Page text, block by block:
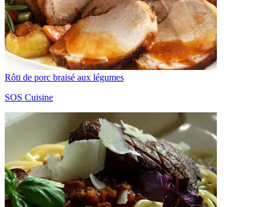
Rôti de porc braisé aux légumes
SOS Cuisine